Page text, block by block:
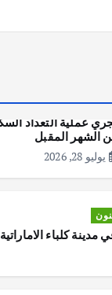
يوليو 30, 2026
الشهر المقبل
يوليو 28, 2026
كلباء الاماراتية